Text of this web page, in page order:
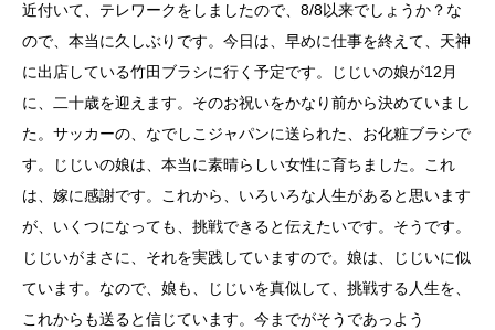
近付いて、テレワークをしましたので、8/8以来でしょうか？な
ので、本当に久しぶりです。今日は、早めに仕事を終えて、天神
に出店している竹田ブラシに行く予定です。じじいの娘が12月
に、二十歳を迎えます。そのお祝いをかなり前から決めていまし
た。サッカーの、なでしこジャパンに送られた、お化粧ブラシで
す。じじいの娘は、本当に素晴らしい女性に育ちました。これ
は、嫁に感謝です。これから、いろいろな人生があると思います
が、いくつになっても、挑戦できると伝えたいです。そうです。
じじいがまさに、それを実践していますので。娘は、じじいに似
ています。なので、娘も、じじいを真似して、挑戦する人生を、
これからも送ると信じています。今までがそうであっよう